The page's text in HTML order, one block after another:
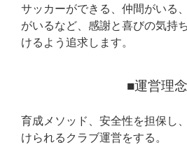
サッカーができる、仲間がいる
がいるなど、感謝と喜びの気持
けるよう追求します。
■運営理念
育成メソッド、安全性を担保し
けられるクラブ運営をする。